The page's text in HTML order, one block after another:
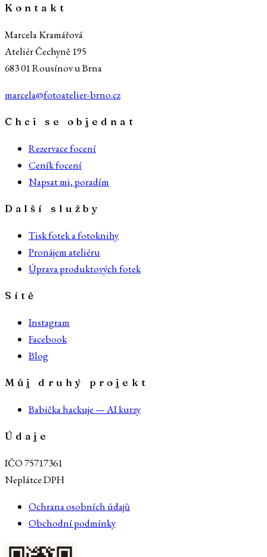
Kontakt
Marcela Kramářová
Ateliér Čechyně 195
683 01 Rousínov u Brna
marcela@fotoatelier-brno.cz
Chci se objednat
Rezervace focení
Ceník focení
Napsat mi, poradím
Další služby
Tisk fotek a fotoknihy
Pronájem ateliéru
Úprava produktových fotek
Sítě
Instagram
Facebook
Blog
Můj druhý projekt
Babička hackuje — AI kurzy
Údaje
IČO 75717361
Neplátce DPH
Ochrana osobních údajů
Obchodní podmínky